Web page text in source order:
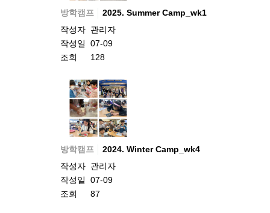
방학캠프
2025. Summer Camp_wk1
작성자 관리자
작성일
07-09
조회
128
방학캠프
2024. Winter Camp_wk4
작성자 관리자
작성일
07-09
조회
87